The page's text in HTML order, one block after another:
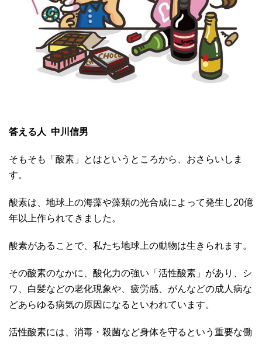
答える人 中川信男
そもそも「酸素」とはというところから、おさらいしま
す。
酸素は、地球上の海藻や藻類の光合成によって発生し20億
年以上作られてきました。
酸素があることで、私たち地球上の動物は生きられます。
その酸素のなかに、酸化力の強い「活性酸素」があり、シ
ワ、白髪などの老化現象や、疲労感、がんなどの成人病な
どあらゆる病気の原因になるといわれています。
活性酸素には、消毒・殺菌など身体を守るという重要な働